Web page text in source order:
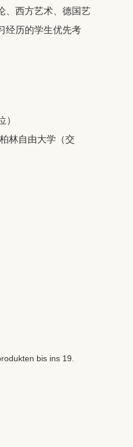
、西方艺术、德国艺
经历的学生优先考
）
林自由大学（交
bis ins 19.